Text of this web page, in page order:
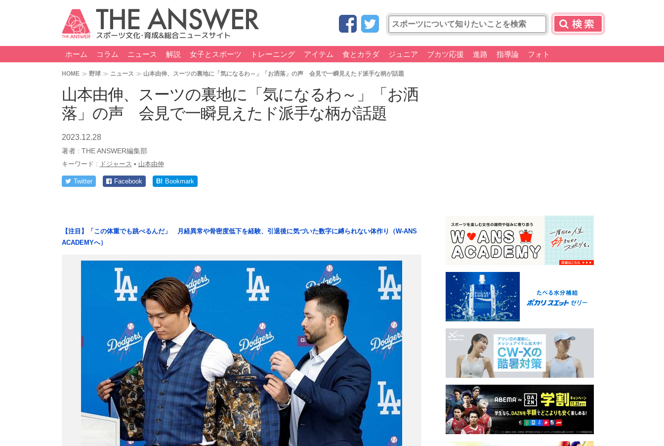
ホーム コラム ニュース 解説 女子とスポーツ トレーニング アイテム 食とカラダ ジュニア ブカツ応援 進路 指導論 フォト
HOME 野球 ニュース 山本由伸、スーツの裏地に「気になるわ～」「お洒落」の声 会見で一瞬見えたド派手な柄が話題
山本由伸、スーツの裏地に「気になるわ～」「お洒
落」の声 会見で一瞬見えたド派手な柄が話題
2023.12.28
著者 : THE ANSWER編集部
キーワード : ドジャース • 山本由伸
Twitter Facebook B! Bookmark
【注目】「この体重でも跳べるんだ」 月経異常や骨密度低下を経験、引退後に気づいた数字に縛られない体作り（W-ANS
ACADEMYへ）